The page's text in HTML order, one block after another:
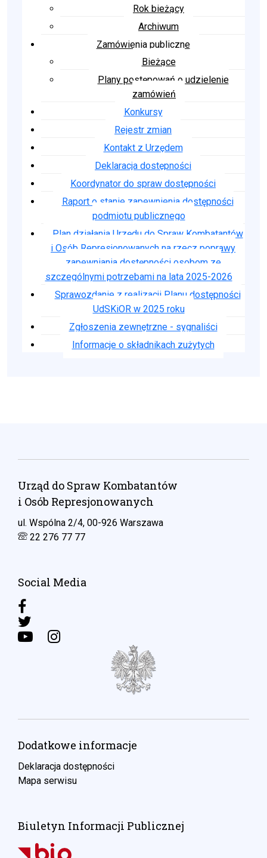
Rok bieżący
Archiwum
Zamówienia publiczne
Bieżące
Plany postępowań o udzielenie
zamówień
Konkursy
Rejestr zmian
Kontakt z Urzędem
Deklaracja dostępności
Koordynator do spraw dostępności
Raport o stanie zapewnienia dostępności
podmiotu publicznego
Plan działania Urzędu do Spraw Kombatantów
i Osób Represjonowanych na rzecz poprawy
zapewniania dostępności osobom ze
szczególnymi potrzebami na lata 2025-2026
Sprawozdanie z realizacji Planu dostępności
UdSKiOR w 2025 roku
Zgłoszenia zewnętrzne - sygnaliści
Informacje o składnikach zużytych
Urząd do Spraw Kombatantów
i Osób Represjonowanych
ul. Wspólna 2/4, 00-926 Warszawa
22 276 77 77
Social Media
Dodatkowe informacje
Deklaracja dostępności
Mapa serwisu
Biuletyn Informacji Publicznej